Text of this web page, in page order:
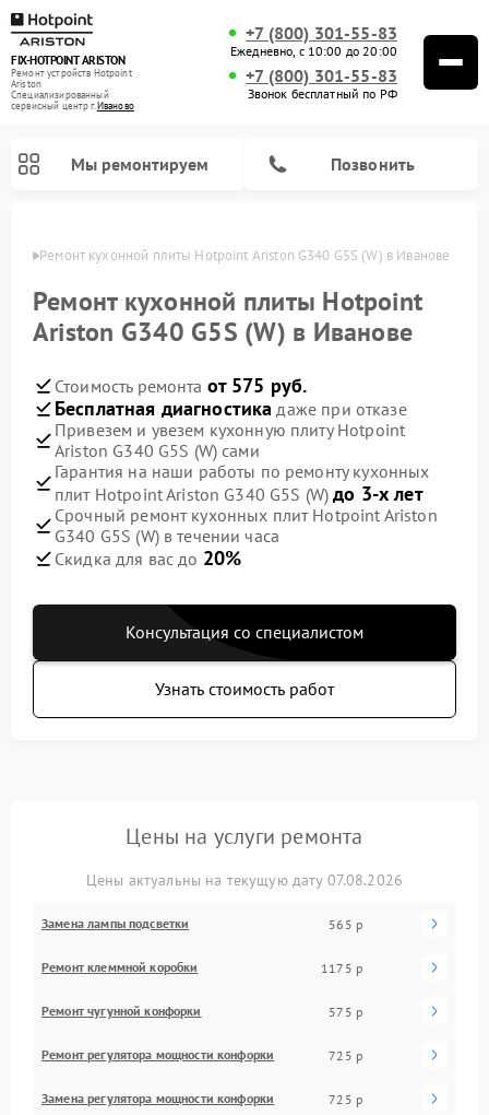
FIX-HOTPOINT ARISTON
Ремонт устройств Hotpoint
Ariston
Специализированный
cервисный центр г.Иваново
+7 (800) 301-55-83
Ежедневно, с 10:00 до 20:00
+7 (800) 301-55-83
Звонок бесплатный по РФ
Мы ремонтируем Позвонить
Ремонт кухонной плиты Hotpoint Ariston G340 G5S (W) в Иванове
Ремонт кухонной плиты Hotpoint
Ariston G340 G5S (W) в Иванове
Стоимость ремонта от 575 руб.
Бесплатная диагностика даже при отказе
Привезем и увезем кухонную плиту Hotpoint
Ariston G340 G5S (W) сами
Гарантия на наши работы по ремонту кухонных
плит Hotpoint Ariston G340 G5S (W)до 3-х лет
Срочный ремонт кухонных плит Hotpoint Ariston
G340 G5S (W) в течении часа
Скидка для вас до 20%
Консультация со специалистом
Узнать стоимость работ
Цены на услуги ремонта
Цены актуальны на текущую дату 07.08.2026
Замена лампы подсветки 565 р
Ремонт клеммной коробки 1175 р
Ремонт чугунной конфорки 575 р
Ремонт регулятора мощности конфорки 725 р
Замена регулятора мощности конфорки 725 р